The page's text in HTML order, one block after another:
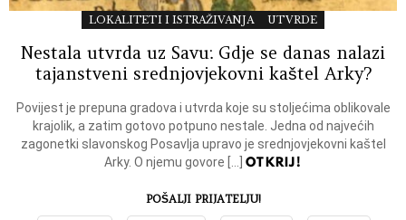
LOKALITETI I ISTRAŽIVANJA UTVRDE
Nestala utvrda uz Savu: Gdje se danas nalazi
tajanstveni srednjovjekovni kaštel Arky?
Povijest je prepuna gradova i utvrda koje su stoljećima oblikovale
krajolik, a zatim gotovo potpuno nestale. Jedna od najvećih
zagonetki slavonskog Posavlja upravo je srednjovjekovni kaštel
Arky. O njemu govore […] OTKRIJ!
POŠALJI PRIJATELJU!